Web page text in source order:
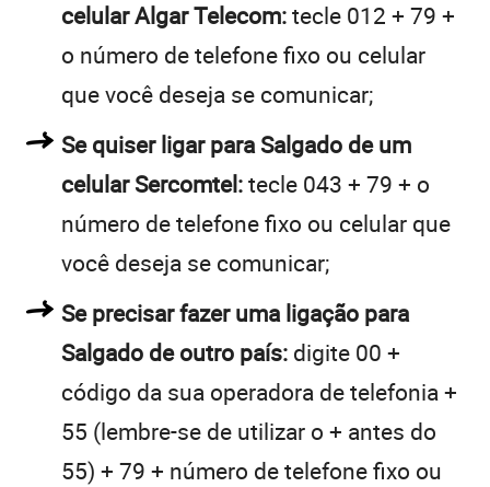
celular Algar Telecom:tecle 012 + 79 +
o número de telefone fixo ou celular
que você deseja se comunicar;
Se quiser ligar para Salgado de um
celular Sercomtel:tecle 043 + 79 + o
número de telefone fixo ou celular que
você deseja se comunicar;
Se precisar fazer uma ligação para
Salgado de outro país: digite 00 +
código da sua operadora de telefonia +
55 (lembre-se de utilizar o + antes do
55) + 79 + número de telefone fixo ou